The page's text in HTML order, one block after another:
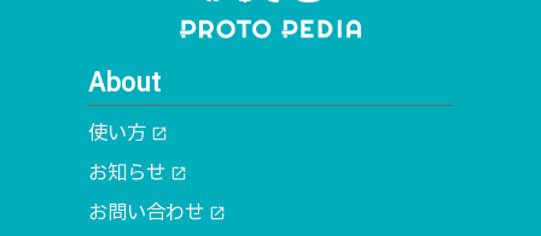
About
使い方 open_in_new
お知らせ open_in_new
お問い合わせ open_in_new